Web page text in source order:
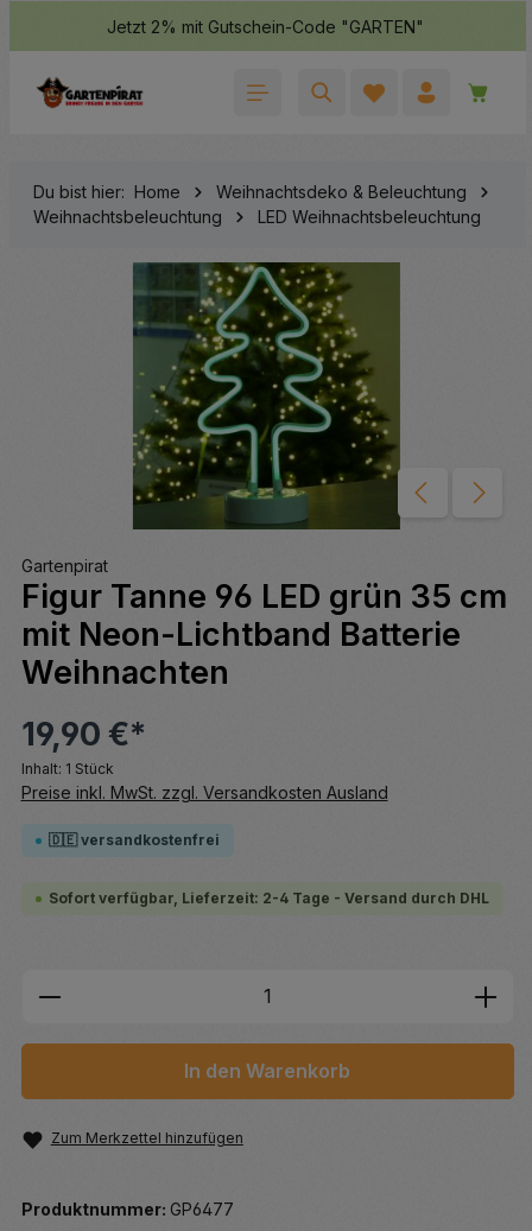
springenJetzt 2% mit Gutschein-Code "GARTEN"
Du bist hier: Home
Weihnachtsdeko & Beleuchtung
Weihnachtsbeleuchtung
LED Weihnachtsbeleuchtung
Bildergalerie überspringen
Gartenpirat
Figur Tanne 96 LED grün 35 cm
mit Neon-Lichtband Batterie
Weihnachten
19,90 €*
Inhalt: 1 Stück
Preise inkl. MwSt. zzgl. Versandkosten Ausland
🇩🇪 versandkostenfrei
Sofort verfügbar, Lieferzeit: 2-4 Tage - Versand durch DHL
Produkt Anzahl: Gib den
In den Warenkorb
Zum Merkzettel hinzufügen
Produktnummer: GP6477